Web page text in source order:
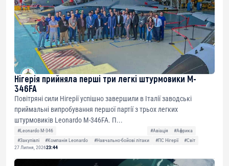
Нігерія прийняла перші три легкі штурмовики M-
346FA
Повітряні сили Нігерії успішно завершили в Італії заводські
приймальні випробування першої партії з трьох легких
штурмовиків Leonardo M-346FA. П...
#Leonardo M-346 #Авіація
#Африка
#Закупівлі
#Компанія Leonardo #Навчально-бойові літаки #ПС Нігерії
#Світ
27 Липня, 202623:44